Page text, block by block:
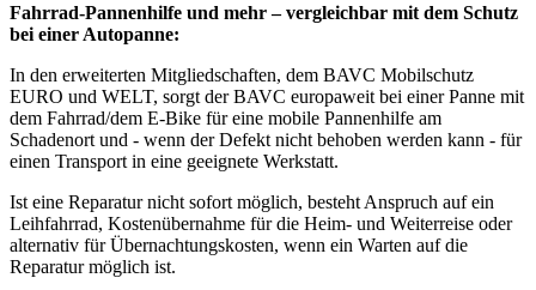
Fahrrad-Pannenhilfe und mehr – vergleichbar mit dem Schutz
bei einer Autopanne:
In den erweiterten Mitgliedschaften, dem BAVC Mobilschutz
EURO und WELT, sorgt der BAVC europaweit bei einer Panne mit
dem Fahrrad/dem E-Bike für eine mobile Pannenhilfe am
Schadenort und - wenn der Defekt nicht behoben werden kann - für
einen Transport in eine geeignete Werkstatt.
Ist eine Reparatur nicht sofort möglich, besteht Anspruch auf ein
Leihfahrrad, Kostenübernahme für die Heim- und Weiterreise oder
alternativ für Übernachtungskosten, wenn ein Warten auf die
Reparatur möglich ist.